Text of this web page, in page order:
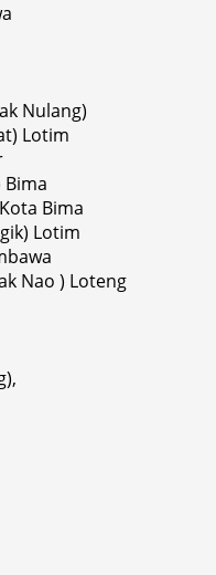
Nulang)
Lotim
Bima
Bima
Lotim
Nao ) Loteng